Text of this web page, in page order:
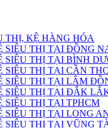
THỊ, KỆ HÀNG HÓA
SIÊU THỊ TẠI ĐỒNG
SIÊU THỊ TẠI BÌNH
SIÊU THỊ TẠI CẦN
SIÊU THỊ TẠI LÂM
SIÊU THỊ TẠI ĐẮK
SIÊU THỊ TẠI TPHCM
SIÊU THỊ TẠI LONG
SIÊU THỊ TẠI VŨNG